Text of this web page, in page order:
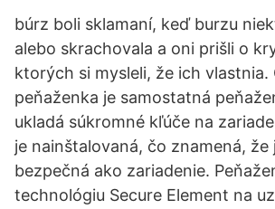
búrz boli sklamaní, keď burzu
alebo skrachovala a oni prišli o
ktorých si mysleli, že ich vlastnia.
peňaženka je samostatná
ukladá súkromné kľúče na
je nainštalovaná, čo znamená, že
bezpečná ako zariadenie.
technológiu Secure Element na